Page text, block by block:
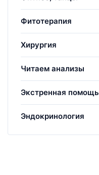
Фитотерапия
Хирургия
Читаем анализы
Экстренная помощь
Эндокринология